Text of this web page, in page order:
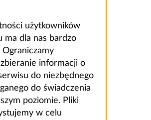
użytkowników
ma dla nas bardzo
Ograniczamy
informacji o
do niezbędnego
do świadczenia
poziomie. Pliki
w celu